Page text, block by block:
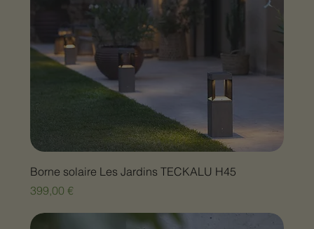
Borne solaire Les Jardins TECKALU H45
Prix
399,00 €